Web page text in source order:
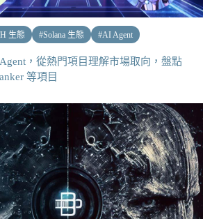
生態 #Solana 生態 #AI Agent
，從熱門項目理解市場取向，盤點
等項目